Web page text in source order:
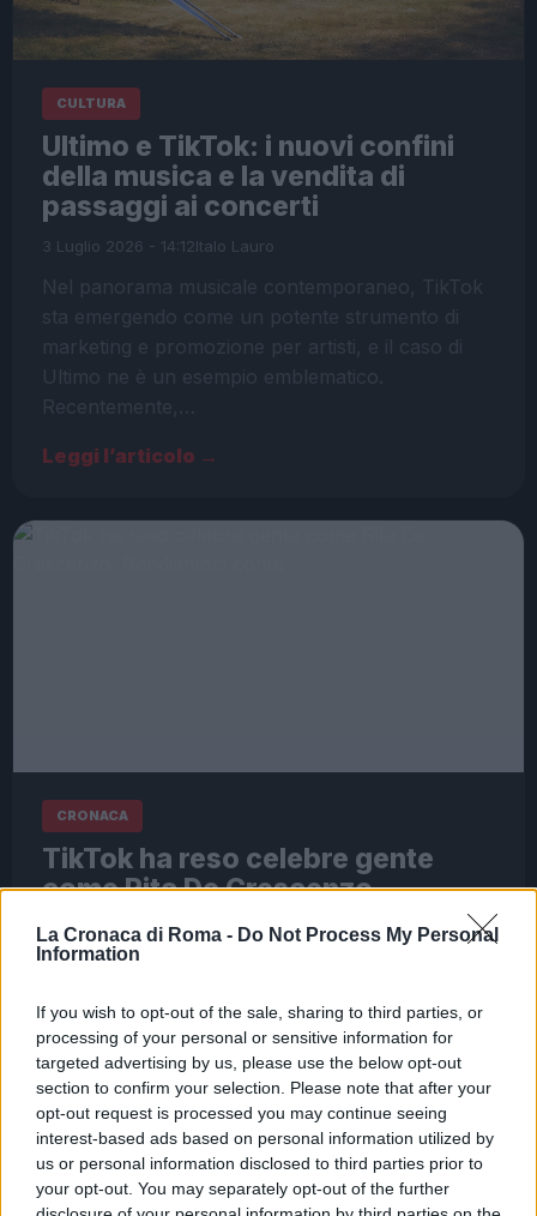
La Cronaca di Roma - Do Not Process My Personal
Information
If you wish to opt-out of the sale, sharing to third parties, or
processing of your personal or sensitive information for
targeted advertising by us, please use the below opt-out
section to confirm your selection. Please note that after your
opt-out request is processed you may continue seeing
interest-based ads based on personal information utilized by
us or personal information disclosed to third parties prior to
your opt-out. You may separately opt-out of the further
CULTURA
Ultimo e TikTok: i nuovi confini
della musica e la vendita di
passaggi ai concerti
3 Luglio 2026 - 14:12Italo Lauro
Nel panorama musicale contemporaneo, TikTok
sta emergendo come un potente strumento di
marketing e promozione per artisti, e il caso di
Ultimo ne è un esempio emblematico.
Recentemente,…
Leggi l’articolo →
CRONACA
TikTok ha reso celebre gente
come Rita De Crescenzo.
Rendiamoci conto
26 Marzo 2024 - 19:29
tornata alla ribalta con una vivace protesta
tenutasi la scorsa notte di fronte a una caserma
dei vigili urbani. La…
Leggi l’articolo →